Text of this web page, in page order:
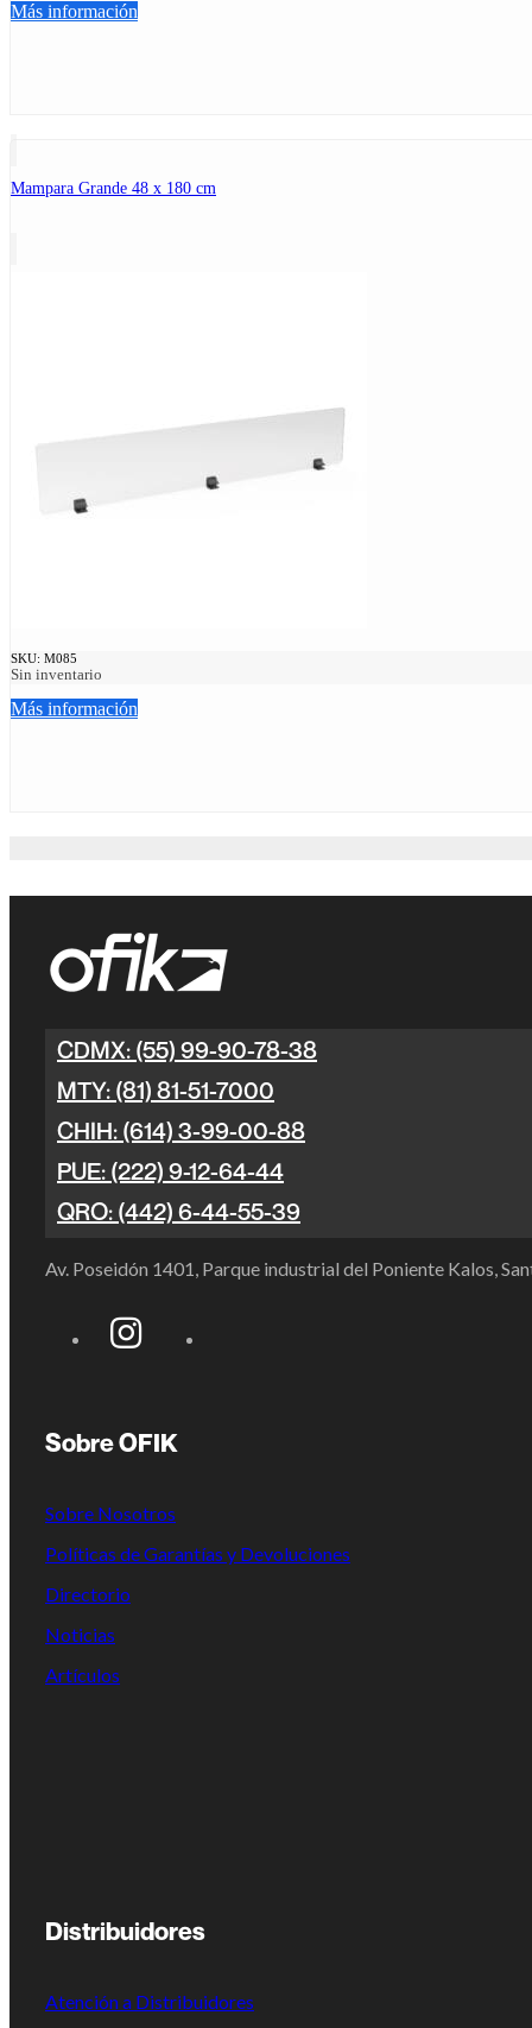
Más información
Mampara Grande 48 x 180 cm
SKU: M085
Sin inventario
Más información
CDMX: (55) 99-90-78-38
MTY: (81) 81-51-7000
CHIH: (614) 3-99-00-88
PUE: (222) 9-12-64-44
QRO: (442) 6-44-55-39
Av. Poseidón 1401, Parque industrial del Poniente Kalos,
Sobre OFIK
Sobre Nosotros
Políticas de Garantías y Devoluciones
Directorio
Noticias
Artículos
Distribuidores
Atención a Distribuidores